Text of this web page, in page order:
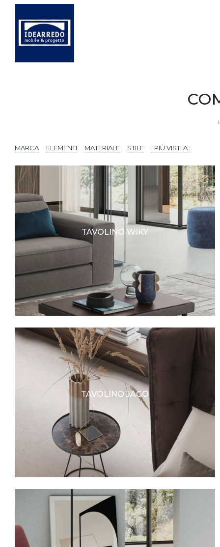
MARCA ELEMENTI MATERIALE STILE I PIÙ VISTI A :
TAVOLINO WIKY
TAVOLINO JAGO